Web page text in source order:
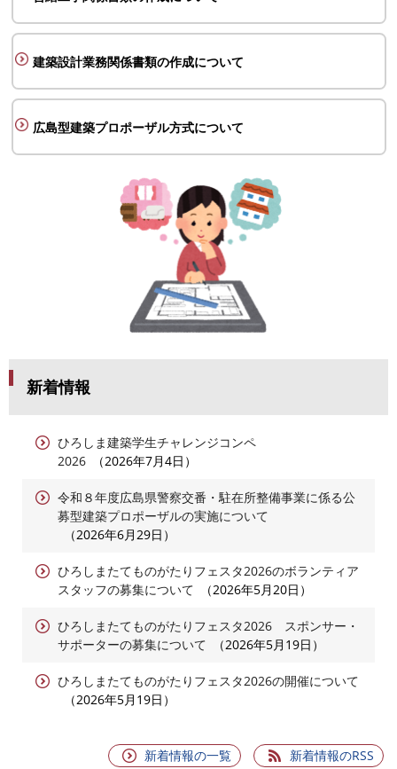
建築設計業務関係書類の作成について
広島型建築プロポーザル方式について
新着情報
ひろしま建築学生チャレンジコンペ
2026
2026年7月4日
令和８年度広島県警察交番・駐在所整備事業に係る公
募型建築プロポーザルの実施について
2026年6月29日
ひろしまたてものがたりフェスタ2026のボランティア
スタッフの募集について
2026年5月20日
ひろしまたてものがたりフェスタ2026 スポンサー・
サポーターの募集について
2026年5月19日
ひろしまたてものがたりフェスタ2026の開催について
2026年5月19日
新着情報の一覧 新着情報のRSS